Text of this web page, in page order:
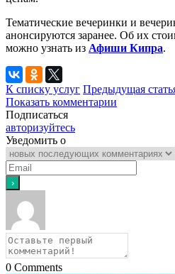
Тематические вечеринки и
анонсируются заранее. Об их
можно узнать из Афиши Кипра.
К списку услуг Предыдущая
Показать комментарии
Подписаться
авторизуйтесь
Уведомить о
0 Comments